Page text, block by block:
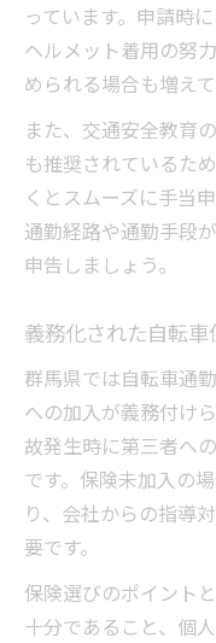
っています。申請時
ヘルメット着用の努
められる場合も増えて
また、交通安全教育
も推奨されているた
くとスムーズに手当
通勤経路や通勤手段
申告しましょう。
義務化された自転
群馬県では自転車通
への加入が義務付け
故発生時に第三者へ
です。保険未加入の
り、会社からの指導
要です。
保険選びのポイント
十分であること、個